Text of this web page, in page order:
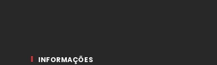
INFORMAÇÕES